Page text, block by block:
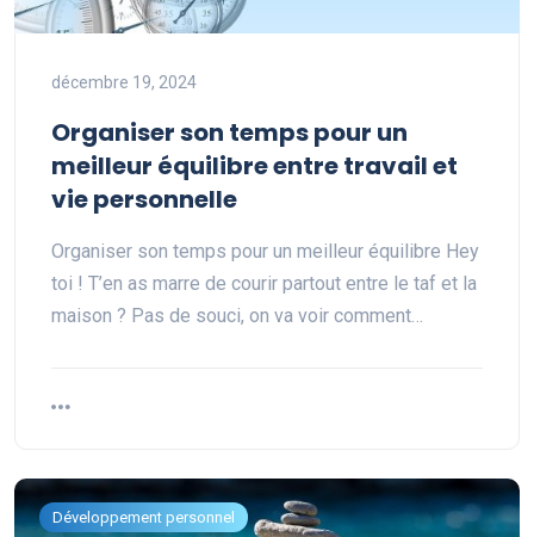
décembre 19, 2024
Organiser son temps pour un
meilleur équilibre entre travail et
vie personnelle
Organiser son temps pour un meilleur équilibre Hey
toi ! T’en as marre de courir partout entre le taf et la
maison ? Pas de souci, on va voir comment…
Développement personnel